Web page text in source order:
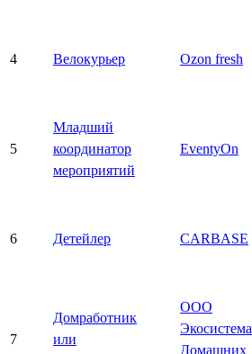
4 Велокурьер Ozon fresh
5
Младший
координатор
мероприятий
EventyOn
6 Детейлер CARBASE
7
Домработник
или
ООО
Экосистема
Домашних